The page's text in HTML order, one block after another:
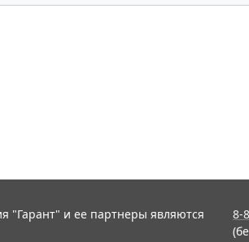
"Гарант" и ее партнеры являются
8-